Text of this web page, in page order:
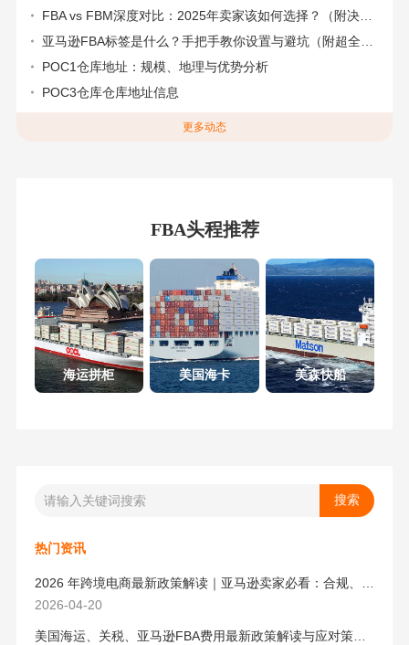
FBA vs FBM深度对比：2025年卖家该如何选择？（附决策流程图）
亚马逊FBA标签是什么？手把手教你设置与避坑（附超全指南）
POC1仓库地址：规模、地理与优势分析
POC3仓库仓库地址信息
更多动态
FBA头程推荐
海运拼柜 美国海卡 美森快船
热门资讯
2026 年跨境电商最新政策解读｜亚马逊卖家必看：合规、成本与物流新机遇
2026-04-20
美国海运、关税、亚马逊FBA费用最新政策解读与应对策略（2026版）